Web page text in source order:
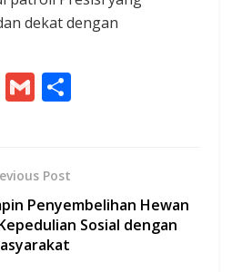
dekat dengan
X G
l Post
Penyembelihan Hewan
Sosial dengan